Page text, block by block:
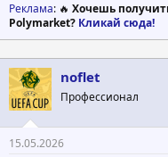
Реклама: 🔥 Хочешь
Polymarket? Кликай сюда!
noflet
Профессионал
15.05.2026